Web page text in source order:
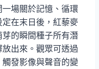
場關於記憶、循環
在末日後，紅藜麥
的瞬間種子所有潛
出來。觀眾可透過
發影像與聲音的變